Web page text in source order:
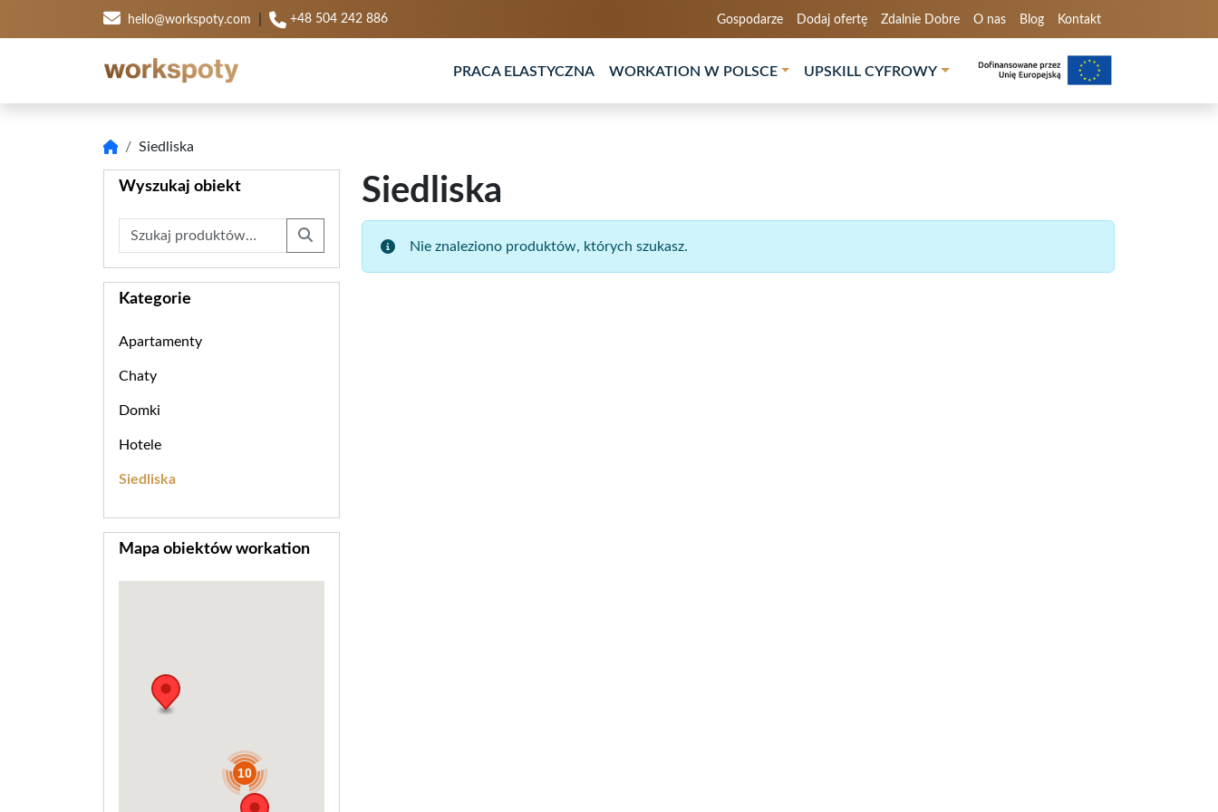
hello@workspoty.com +48 504 242 886 Gospodarze Dodaj ofertę Zdalnie Dobre O nas Blog Kontakt
PRACA ELASTYCZNA WORKATION W POLSCE UPSKILL CYFROWY
Siedliska
Siedliska
Nie znaleziono produktów, których szukasz.
Wyszukaj obiekt
Szukaj:
Kategorie
Apartamenty
Chaty
Domki
Hotele
Siedliska
Mapa obiektów workation
10